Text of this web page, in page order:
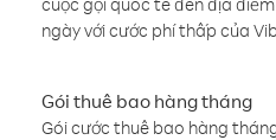
ngày với cước phí thấp của
Gói thuê bao hàng tháng
Gói cước thuê bao hàng